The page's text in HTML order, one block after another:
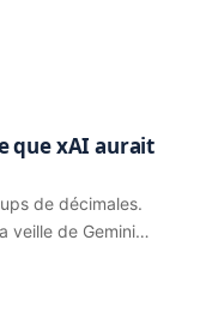
que xAI aurait
de décimales.
veille de Gemini…